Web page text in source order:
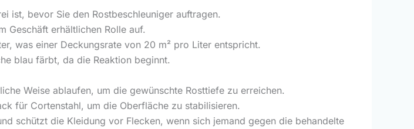
ist, bevor Sie den Rostbeschleuniger auftragen.
Geschäft erhältlichen Rolle auf.
was einer Deckungsrate von 20 m² pro Liter entspricht.
blau färbt, da die Reaktion beginnt.
Weise ablaufen, um die gewünschte Rosttiefe zu erreichen.
für Cortenstahl, um die Oberfläche zu stabilisieren.
schützt die Kleidung vor Flecken, wenn sich jemand gegen die behandelte